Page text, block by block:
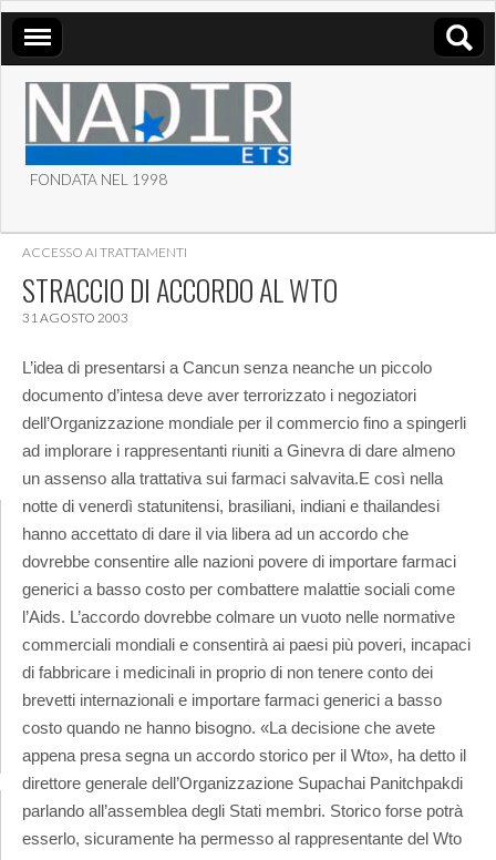
ASSOCIAZIONE NADIR
ETS
FONDATA NEL 1998
ACCESSO AI TRATTAMENTI
STRACCIO DI ACCORDO AL WTO
31 AGOSTO 2003
L’idea di presentarsi a Cancun senza neanche un piccolo
documento d’intesa deve aver terrorizzato i negoziatori
dell’Organizzazione mondiale per il commercio fino a spingerli
ad implorare i rappresentanti riuniti a Ginevra di dare almeno
un assenso alla trattativa sui farmaci salvavita.E così nella
notte di venerdì statunitensi, brasiliani, indiani e thailandesi
hanno accettato di dare il via libera ad un accordo che
dovrebbe consentire alle nazioni povere di importare farmaci
generici a basso costo per combattere malattie sociali come
l’Aids. L’accordo dovrebbe colmare un vuoto nelle normative
commerciali mondiali e consentirà ai paesi più poveri, incapaci
di fabbricare i medicinali in proprio di non tenere conto dei
brevetti internazionali e importare farmaci generici a basso
costo quando ne hanno bisogno. «La decisione che avete
appena presa segna un accordo storico per il Wto», ha detto il
direttore generale dell’Organizzazione Supachai Panitchpakdi
parlando all’assemblea degli Stati membri. Storico forse potrà
esserlo, sicuramente ha permesso al rappresentante del Wto